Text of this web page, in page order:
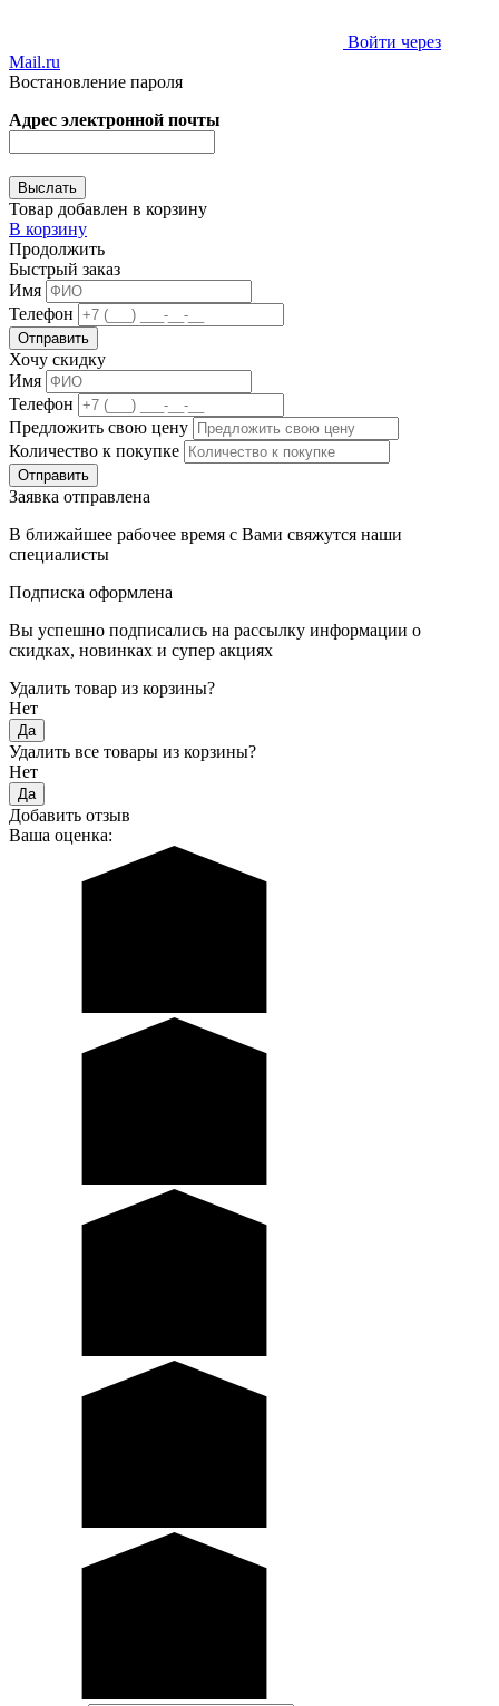
Войти через
Mail.ru
Востановление пароля
Адрес электронной почты
Товар добавлен в корзину
В корзину
Продолжить
Быстрый заказ
Имя
Телефон
Хочу скидку
Имя
Телефон
Предложить свою цену
Количество к покупке
Заявка отправлена
В ближайшее рабочее время с Вами свяжутся наши
специалисты
Подписка оформлена
Вы успешно подписались на рассылку информации о
скидках, новинках и супер акциях
Удалить товар из корзины?
Нет
Удалить все товары из корзины?
Нет
Добавить отзыв
Ваша оценка: